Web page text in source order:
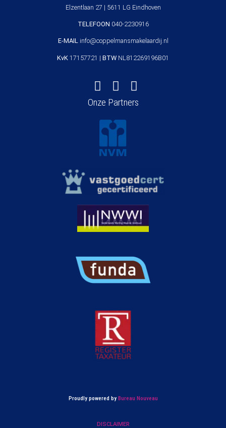
Elzentlaan 27 | 5611 LG Eindhoven
TELEFOON 040-2230916
E-MAILinfo@coppelmansmakelaardij.nl
KvK 17157721 | BTW NL812269196B01
Onze Partners
Proudly powered by Bureau Nouveau
DISCLAIMER